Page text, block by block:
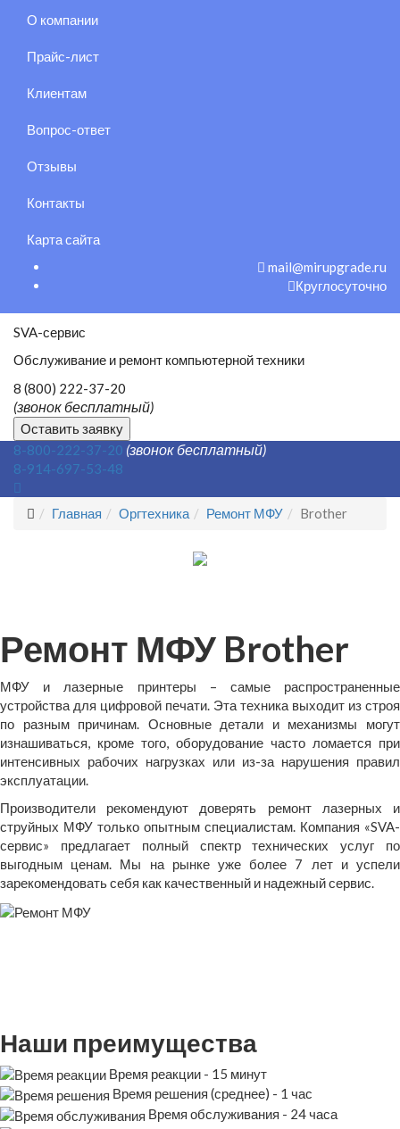
О компании
Прайс-лист
Клиентам
Вопрос-ответ
Отзывы
Контакты
Карта сайта
mail@mirupgrade.ru
Круглосуточно
SVA-сервис
Обслуживание и ремонт компьютерной техники
8 (800) 222-37-20
(звонок бесплатный)
Оставить заявку
8-800-222-37-20 (звонок бесплатный)
8-914-697-53-48
Главная Оргтехника Ремонт МФУ Brother
Ремонт МФУ Brother
МФУ и лазерные принтеры – самые распространенные
устройства для цифровой печати. Эта техника выходит из строя
по разным причинам. Основные детали и механизмы могут
изнашиваться, кроме того, оборудование часто ломается при
интенсивных рабочих нагрузках или из-за нарушения правил
эксплуатации.
Производители рекомендуют доверять ремонт лазерных и
струйных МФУ только опытным специалистам. Компания «SVA-
сервис» предлагает полный спектр технических услуг по
выгодным ценам. Мы на рынке уже более 7 лет и успели
зарекомендовать себя как качественный и надежный сервис.
Наши преимущества
Время реакции - 15 минут
Время решения (среднее) - 1 час
Время обслуживания - 24 часа